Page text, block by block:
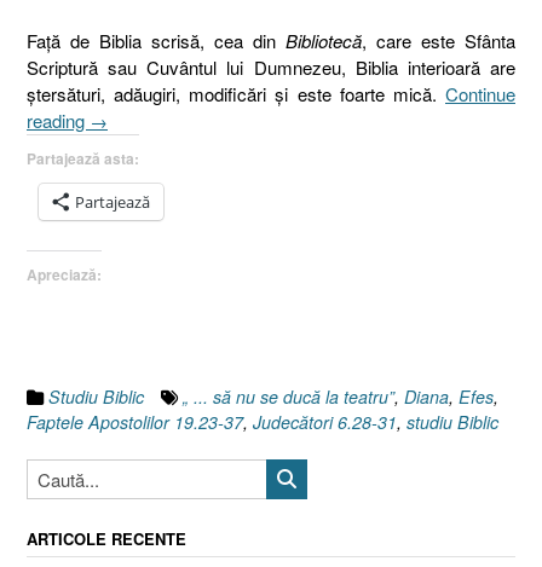
Faţă de Biblia scrisă, cea din Bibliotecă, care este Sfânta
Scriptură sau Cuvântul lui Dumnezeu, Biblia interioară are
ştersături, adăugiri, modificări şi este foarte mică. Continue
reading „„
să
nu
se
ducă
la
unui
verset
din
context,
(Faptele
19.23-
→
Partajează asta:
Partajează
Apreciază:
Studiu Biblic „ ... să nu se ducă la teatru”, Diana, Efes,
Faptele Apostolilor 19.23-37, Judecători 6.28-31, studiu Biblic
ARTICOLE RECENTE